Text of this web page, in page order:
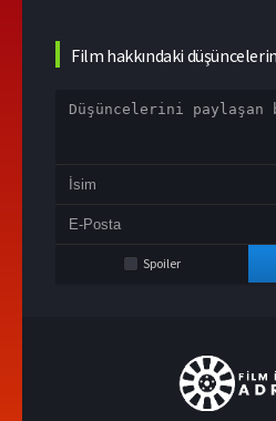
Film hakkındaki
Spoiler